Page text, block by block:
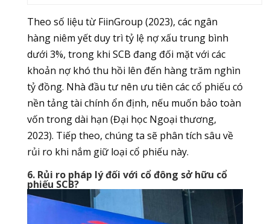
Theo số liệu từ FiinGroup (2023), các ngân
hàng niêm yết duy trì tỷ lệ nợ xấu trung bình
dưới 3%, trong khi SCB đang đối mặt với các
khoản nợ khó thu hồi lên đến hàng trăm nghìn
tỷ đồng. Nhà đầu tư nên ưu tiên các cổ phiếu có
nền tảng tài chính ổn định, nếu muốn bảo toàn
vốn trong dài hạn (Đại học Ngoại thương,
2023). Tiếp theo, chúng ta sẽ phân tích sâu về
rủi ro khi nắm giữ loại cổ phiếu này.
6. Rủi ro pháp lý đối với cổ đông sở hữu cổ
phiếu SCB?